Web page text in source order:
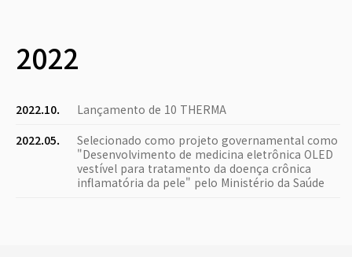
2022
2022.10.
Lançamento de 10 THERMA
2022.05.
Selecionado como projeto governamental como
"Desenvolvimento de medicina eletrônica OLED
vestível para tratamento da doença crônica
inflamatória da pele" pelo Ministério da Saúde